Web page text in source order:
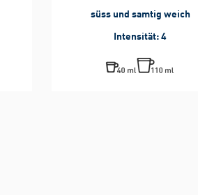
süss und samtig weich
Intensität: 4